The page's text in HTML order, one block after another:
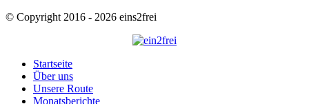
© Copyright 2016 - 2026 eins2frei
Startseite
Über uns
Unsere Route
Monatsberichte